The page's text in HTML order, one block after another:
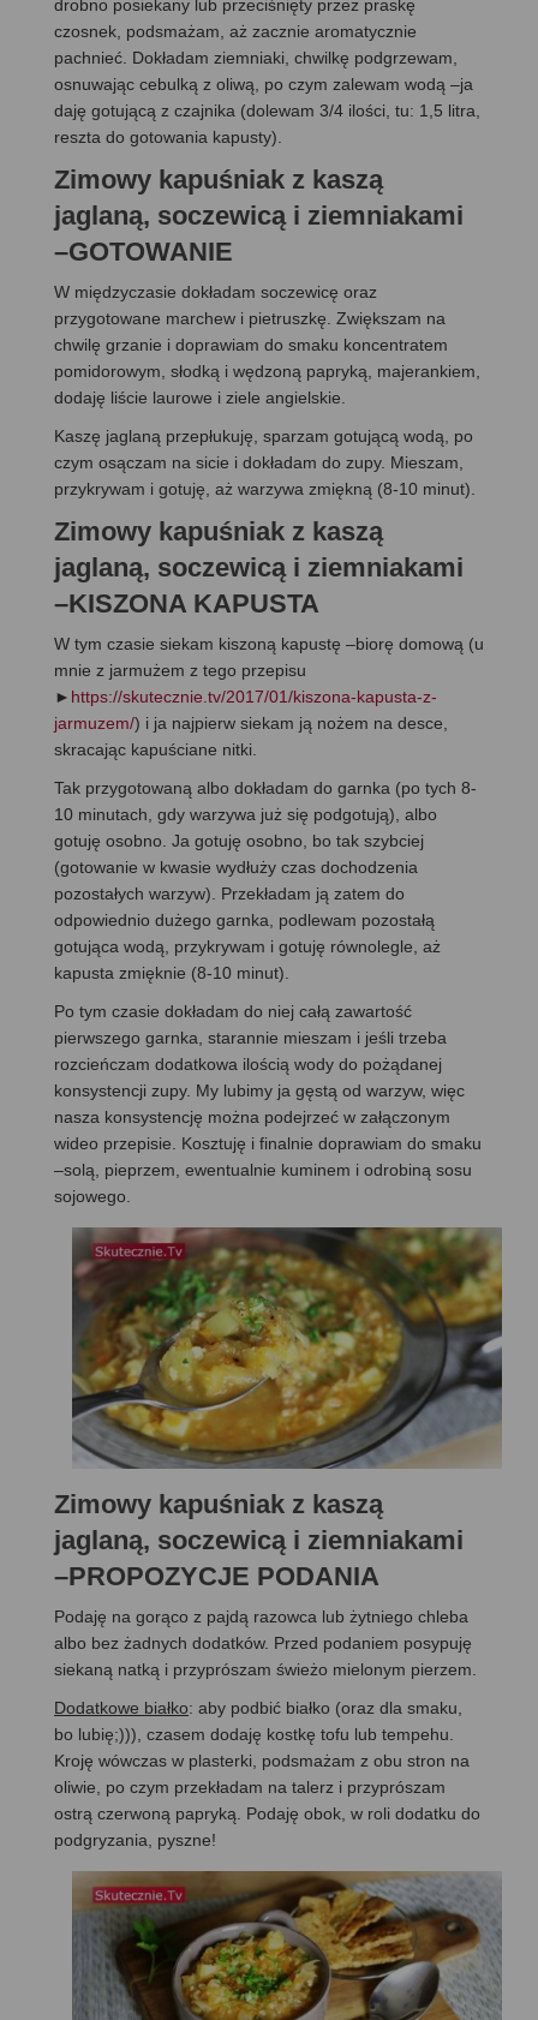
drobno posiekany lub przeciśnięty przez praskę
czosnek, podsmażam, aż zacznie aromatycznie
pachnieć. Dokładam ziemniaki, chwilkę podgrzewam,
osnuwając cebulką z oliwą, po czym zalewam wodą –ja
daję gotującą z czajnika (dolewam 3/4 ilości, tu: 1,5 litra,
reszta do gotowania kapusty).
Zimowy kapuśniak z kaszą
jaglaną, soczewicą i ziemniakami
–GOTOWANIE
W międzyczasie dokładam soczewicę oraz
przygotowane marchew i pietruszkę. Zwiększam na
chwilę grzanie i doprawiam do smaku koncentratem
pomidorowym, słodką i wędzoną papryką, majerankiem,
dodaję liście laurowe i ziele angielskie.
Kaszę jaglaną przepłukuję, sparzam gotującą wodą, po
czym osączam na sicie i dokładam do zupy. Mieszam,
przykrywam i gotuję, aż warzywa zmiękną (8-10 minut).
Zimowy kapuśniak z kaszą
jaglaną, soczewicą i ziemniakami
–KISZONA KAPUSTA
W tym czasie siekam kiszoną kapustę –biorę domową (u
mnie z jarmużem z tego przepisu
► https://skutecznie.tv/2017/01/kiszona-kapusta-z-
jarmuzem/) i ja najpierw siekam ją nożem na desce,
skracając kapuściane nitki.
Tak przygotowaną albo dokładam do garnka (po tych 8-
10 minutach, gdy warzywa już się podgotują), albo
gotuję osobno. Ja gotuję osobno, bo tak szybciej
(gotowanie w kwasie wydłuży czas dochodzenia
pozostałych warzyw). Przekładam ją zatem do
odpowiednio dużego garnka, podlewam pozostałą
gotująca wodą, przykrywam i gotuję równolegle, aż
kapusta zmięknie (8-10 minut).
Po tym czasie dokładam do niej całą zawartość
pierwszego garnka, starannie mieszam i jeśli trzeba
rozcieńczam dodatkowa ilością wody do pożądanej
konsystencji zupy. My lubimy ja gęstą od warzyw, więc
nasza konsystencję można podejrzeć w załączonym
wideo przepisie. Kosztuję i finalnie doprawiam do smaku
–solą, pieprzem, ewentualnie kuminem i odrobiną sosu
sojowego.
Zimowy kapuśniak z kaszą
jaglaną, soczewicą i ziemniakami
–PROPOZYCJE PODANIA
Podaję na gorąco z pajdą razowca lub żytniego chleba
albo bez żadnych dodatków. Przed podaniem posypuję
siekaną natką i przyprószam świeżo mielonym pierzem.
Dodatkowe białko: aby podbić białko (oraz dla smaku,
bo lubię;))), czasem dodaję kostkę tofu lub tempehu.
Kroję wówczas w plasterki, podsmażam z obu stron na
oliwie, po czym przekładam na talerz i przyprószam
ostrą czerwoną papryką. Podaję obok, w roli dodatku do
podgryzania, pyszne!